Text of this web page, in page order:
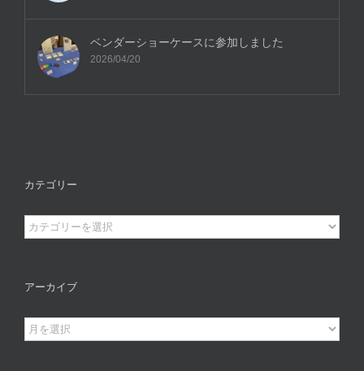
ベンダーショーケースに参加しました
2026/04/20
カテゴリー
カ
テ
ー
アーカイブ
ア
ー